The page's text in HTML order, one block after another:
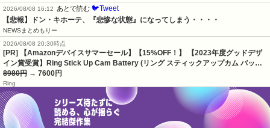
2026/08/08 16:12
あとで読む 🐦Tweet
【悲報】ドン・キホーテ、『悲惨な状態』になってしまう・・・・
NEWSまとめもりー
2026/08/08 20:30時点
[PR] 【Amazonデバイスサマーセール】【15%OFF！】 【2023年度グッドデザ
イン賞受賞】Ring Stick Up Cam Battery (リング スティックアップカム バッ…
8980円 → 7600円
Ring